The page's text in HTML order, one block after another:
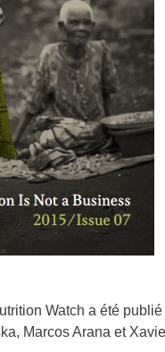
Watch a été
Marcos Arana et